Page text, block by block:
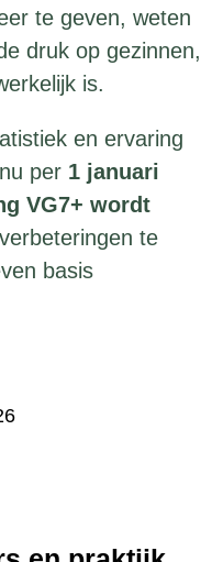
te geven, weten
druk op gezinnen,
is.
en ervaring
per 1 januari
VG7+ wordt
te
basis